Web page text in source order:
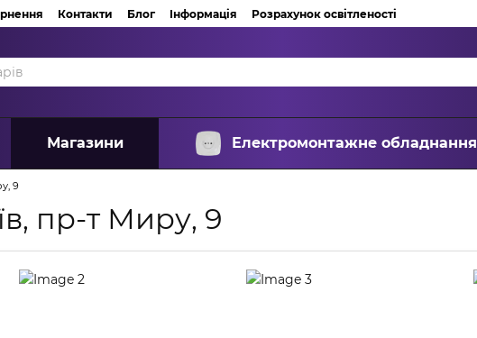
Контакти Блог Інформація Розрахунок освітленості
Магазини Електромонтажне обладнання
9
пр-т Миру, 9